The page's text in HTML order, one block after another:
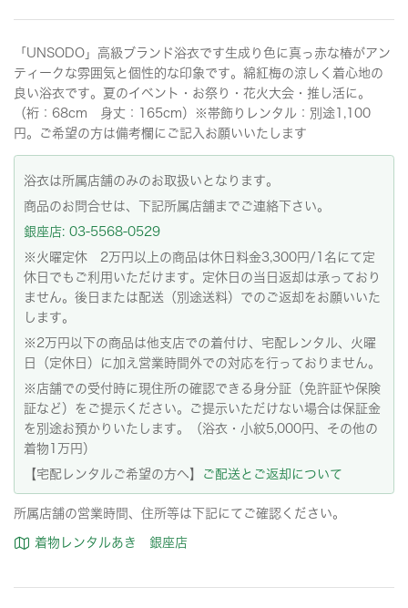
「UNSODO」高級ブランド浴衣です生成り色に真っ赤な椿がアン
ティークな雰囲気と個性的な印象です。綿紅梅の涼しく着心地の
良い浴衣です。夏のイベント・お祭り・花火大会・推し活に。
（裄：68cm 身丈：165cm）※帯飾りレンタル：別途1,100
円。ご希望の方は備考欄にご記入お願いいたします
浴衣は所属店舗のみのお取扱いとなります。
商品のお問合せは、下記所属店舗までご連絡下さい。
銀座店: 03-5568-0529
※火曜定休 2万円以上の商品は休日料金3,300円/1名にて定
休日でもご利用いただけます。定休日の当日返却は承っており
ません。後日または配送（別途送料）でのご返却をお願いいた
します。
※2万円以下の商品は他支店での着付け、宅配レンタル、火曜
日（定休日）に加え営業時間外での対応を行っておりません。
※店舗での受付時に現住所の確認できる身分証（免許証や保険
証など）をご提示ください。ご提示いただけない場合は保証金
を別途お預かりいたします。（浴衣・小紋5,000円、その他の
着物1万円）
【宅配レンタルご希望の方へ】
ご配送とご返却について
所属店舗の営業時間、住所等は下記にてご確認ください。
着物レンタルあき 銀座店